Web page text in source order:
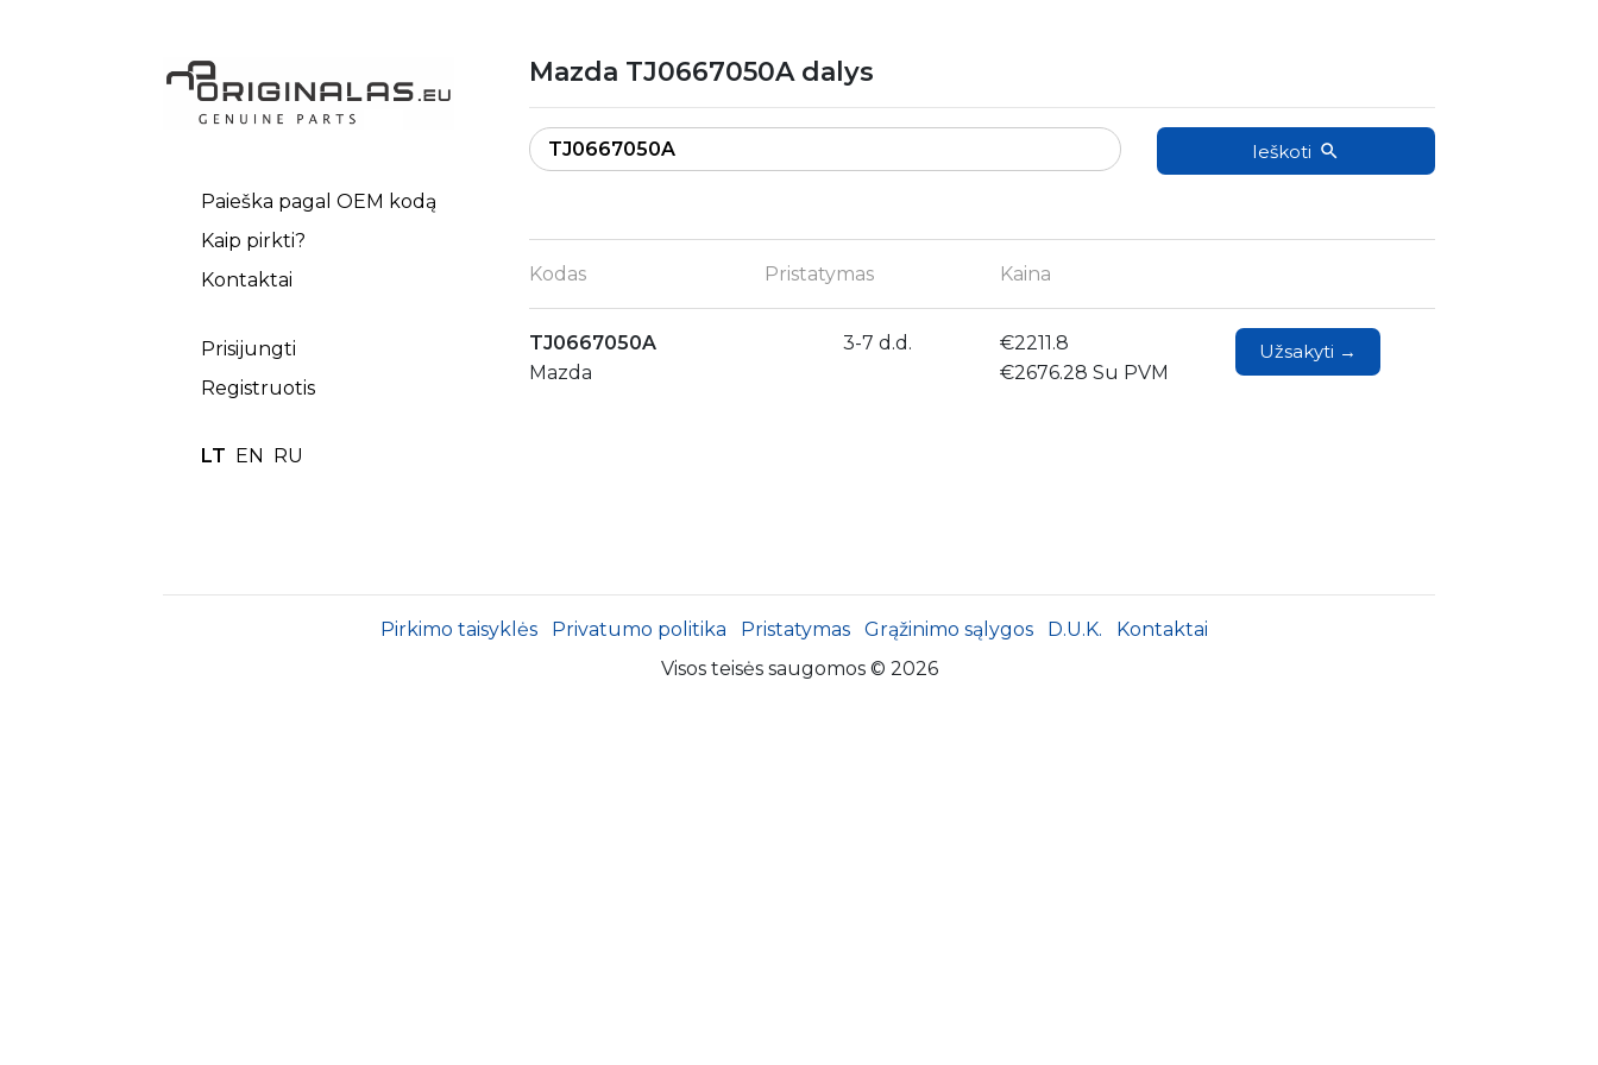
Paieška pagal OEM kodą
Kaip pirkti?
Kontaktai
Prisijungti
Registruotis
LT EN RU
Mazda TJ0667050A dalys
Ieškoti
Kodas Pristatymas Kaina
TJ0667050A
Mazda
3-7 d.d.
€2211.8
€2676.28 Su PVM
Užsakyti →
Pirkimo taisyklės Privatumo politika Pristatymas Grąžinimo sąlygos D.U.K.
Kontaktai
Visos teisės saugomos © 2026